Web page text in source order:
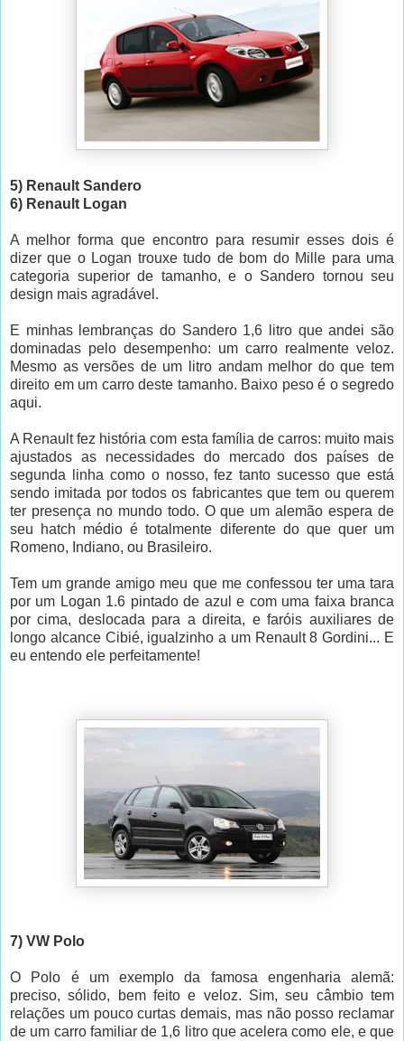
5) Renault Sandero
6) Renault Logan
A melhor forma que encontro para resumir esses dois é
dizer que o Logan trouxe tudo de bom do Mille para uma
categoria superior de tamanho, e o Sandero tornou seu
design mais agradável.
E minhas lembranças do Sandero 1,6 litro que andei são
dominadas pelo desempenho: um carro realmente veloz.
Mesmo as versões de um litro andam melhor do que tem
direito em um carro deste tamanho. Baixo peso é o segredo
aqui.
A Renault fez história com esta família de carros: muito mais
ajustados as necessidades do mercado dos países de
segunda linha como o nosso, fez tanto sucesso que está
sendo imitada por todos os fabricantes que tem ou querem
ter presença no mundo todo. O que um alemão espera de
seu hatch médio é totalmente diferente do que quer um
Romeno, Indiano, ou Brasileiro.
Tem um grande amigo meu que me confessou ter uma tara
por um Logan 1.6 pintado de azul e com uma faixa branca
por cima, deslocada para a direita, e faróis auxiliares de
longo alcance Cibié, igualzinho a um Renault 8 Gordini... E
eu entendo ele perfeitamente!
7) VW Polo
O Polo é um exemplo da famosa engenharia alemã:
preciso, sólido, bem feito e veloz. Sim, seu câmbio tem
relações um pouco curtas demais, mas não posso reclamar
de um carro familiar de 1,6 litro que acelera como ele, e que